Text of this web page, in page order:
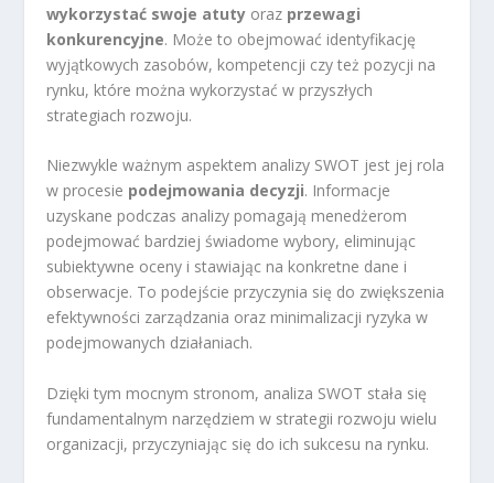
wykorzystać swoje atuty oraz przewagi
konkurencyjne. Może to obejmować identyfikację
wyjątkowych zasobów, kompetencji czy też pozycji na
rynku, które można wykorzystać w przyszłych
strategiach rozwoju.
Niezwykle ważnym aspektem analizy SWOT jest jej rola
w procesie podejmowania decyzji. Informacje
uzyskane podczas analizy pomagają menedżerom
podejmować bardziej świadome wybory, eliminując
subiektywne oceny i stawiając na konkretne dane i
obserwacje. To podejście przyczynia się do zwiększenia
efektywności zarządzania oraz minimalizacji ryzyka w
podejmowanych działaniach.
Dzięki tym mocnym stronom, analiza SWOT stała się
fundamentalnym narzędziem w strategii rozwoju wielu
organizacji, przyczyniając się do ich sukcesu na rynku.